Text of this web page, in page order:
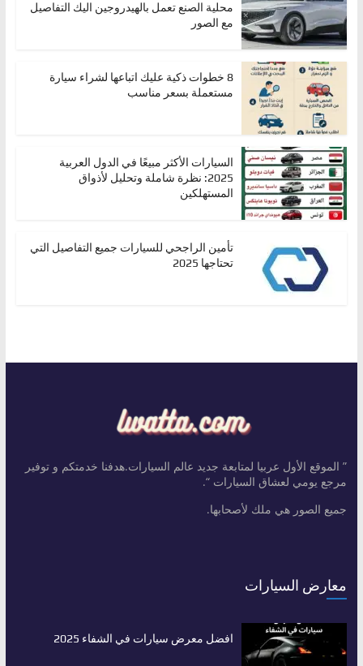
محلية الصنع تعمل بالهيدروجين اليك التفاصيل
مع الصور
8 خطوات ذكية عليك اتباعها لشراء سيارة
مستعملة بسعر مناسب
السيارات الأكثر مبيعًا في الدول العربية
2025: نظرة شاملة وتحليل لأذواق
المستهلكين
تأمين الراجحي للسيارات جميع التفاصيل التي
تحتاجها 2025
” الموقع الأول عربيا لمتابعة جديد عالم السيارات.هدفنا خدمتكم و توفير
مرجع يومي لعشاق السيارات “.
جميع الصور هي ملك لأصحابها.
معارض السيارات
افضل معرض سيارات في الشفاء 2025